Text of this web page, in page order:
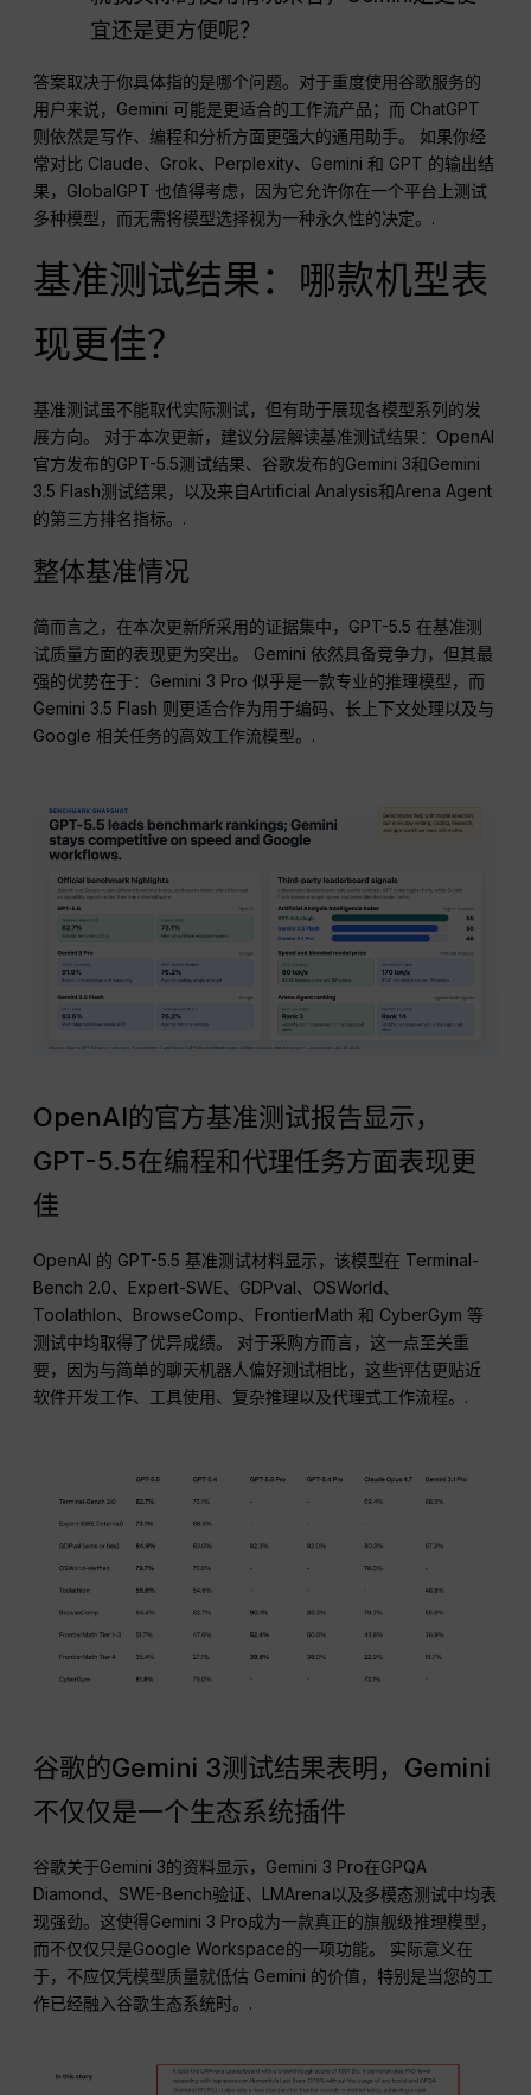
宜还是更方便呢？
答案取决于你具体指的是哪个问题。对于重度使用谷歌服务的
用户来说，Gemini 可能是更适合的工作流产品；而 ChatGPT
则依然是写作、编程和分析方面更强大的通用助手。 如果你经
常对比 Claude、Grok、Perplexity、Gemini 和 GPT 的输出结
果，GlobalGPT 也值得考虑，因为它允许你在一个平台上测试
多种模型，而无需将模型选择视为一种永久性的决定。.
基准测试结果：哪款机型表
现更佳？
基准测试虽不能取代实际测试，但有助于展现各模型系列的发
展方向。 对于本次更新，建议分层解读基准测试结果：OpenAI
官方发布的GPT-5.5测试结果、谷歌发布的Gemini 3和Gemini
3.5 Flash测试结果，以及来自Artificial Analysis和Arena Agent
的第三方排名指标。.
整体基准情况
简而言之，在本次更新所采用的证据集中，GPT-5.5 在基准测
试质量方面的表现更为突出。 Gemini 依然具备竞争力，但其最
强的优势在于：Gemini 3 Pro 似乎是一款专业的推理模型，而
Gemini 3.5 Flash 则更适合作为用于编码、长上下文处理以及与
Google 相关任务的高效工作流模型。.
OpenAI的官方基准测试报告显示，
GPT-5.5在编程和代理任务方面表现更
佳
OpenAI 的 GPT-5.5 基准测试材料显示，该模型在 Terminal-
Bench 2.0、Expert-SWE、GDPval、OSWorld、
Toolathlon、BrowseComp、FrontierMath 和 CyberGym 等
测试中均取得了优异成绩。 对于采购方而言，这一点至关重
要，因为与简单的聊天机器人偏好测试相比，这些评估更贴近
软件开发工作、工具使用、复杂推理以及代理式工作流程。.
谷歌的Gemini 3测试结果表明，Gemini
不仅仅是一个生态系统插件
谷歌关于Gemini 3的资料显示，Gemini 3 Pro在GPQA
Diamond、SWE-Bench验证、LMArena以及多模态测试中均表
现强劲。这使得Gemini 3 Pro成为一款真正的旗舰级推理模型，
而不仅仅只是Google Workspace的一项功能。 实际意义在
于，不应仅凭模型质量就低估 Gemini 的价值，特别是当您的工
作已经融入谷歌生态系统时。.